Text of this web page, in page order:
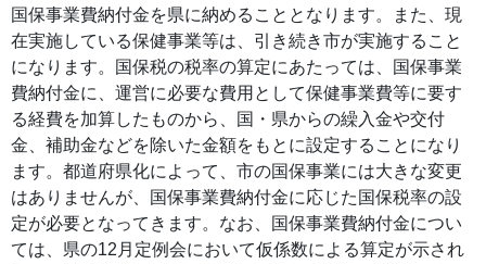
国保事業費納付金を県に納めることとなります。また、現
在実施している保健事業等は、引き続き市が実施すること
になります。国保税の税率の算定にあたっては、国保事業
費納付金に、運営に必要な費用として保健事業費等に要す
る経費を加算したものから、国・県からの繰入金や交付
金、補助金などを除いた金額をもとに設定することになり
ます。都道府県化によって、市の国保事業には大きな変更
はありませんが、国保事業費納付金に応じた国保税率の設
定が必要となってきます。なお、国保事業費納付金につい
ては、県の12月定例会において仮係数による算定が示され